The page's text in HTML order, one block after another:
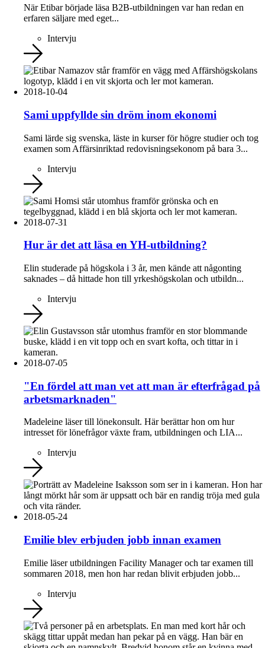
När Etibar började läsa B2B-utbildningen var han redan en
erfaren säljare med eget...
Intervju
2018-10-04
Sami uppfyllde sin dröm inom ekonomi
Sami lärde sig svenska, läste in kurser för högre studier och tog
examen som Affärsinriktad redovisningsekonom på bara 3...
Intervju
2018-07-31
Hur är det att läsa en YH-utbildning?
Elin studerade på högskola i 3 år, men kände att någonting
saknades – då hittade hon till yrkeshögskolan och utbildn...
Intervju
2018-07-05
"En fördel att man vet att man är efterfrågad på
arbetsmarknaden"
Madeleine läser till lönekonsult. Här berättar hon om hur
intresset för lönefrågor växte fram, utbildningen och LIA...
Intervju
2018-05-24
Emilie blev erbjuden jobb innan examen
Emilie läser utbildningen Facility Manager och tar examen till
sommaren 2018, men hon har redan blivit erbjuden jobb...
Intervju